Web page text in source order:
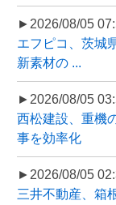
►2026/08/05
エフピコ、茨城
新素材の ...
►2026/08/05
西松建設、重機
事を効率化
►2026/08/05
三井不動産、箱